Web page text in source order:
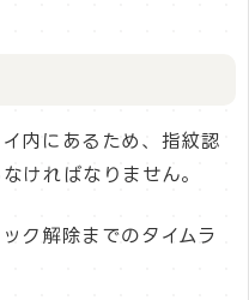
内にあるため、指紋認
ければなりません。
ク解除までのタイムラ